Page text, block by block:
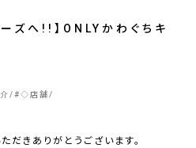
ーズへ!!】ONLYかわぐちキ
#◇店舗
だきありがとうございます。